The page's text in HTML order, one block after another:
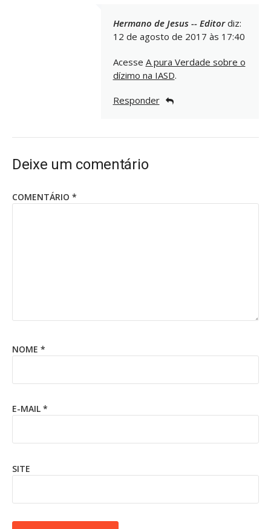
Hermano de Jesus -- Editor diz:
12 de agosto de 2017 às 17:40
Acesse A pura Verdade sobre o
dízimo na IASD.
Responder
Deixe um comentário
COMENTÁRIO *
NOME *
E-MAIL *
SITE